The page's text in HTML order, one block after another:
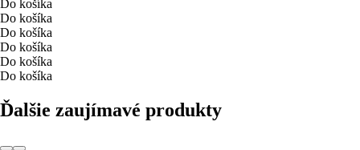
Do košíka
Do košíka
Do košíka
Do košíka
Do košíka
Do košíka
Ďalšie zaujímavé produkty